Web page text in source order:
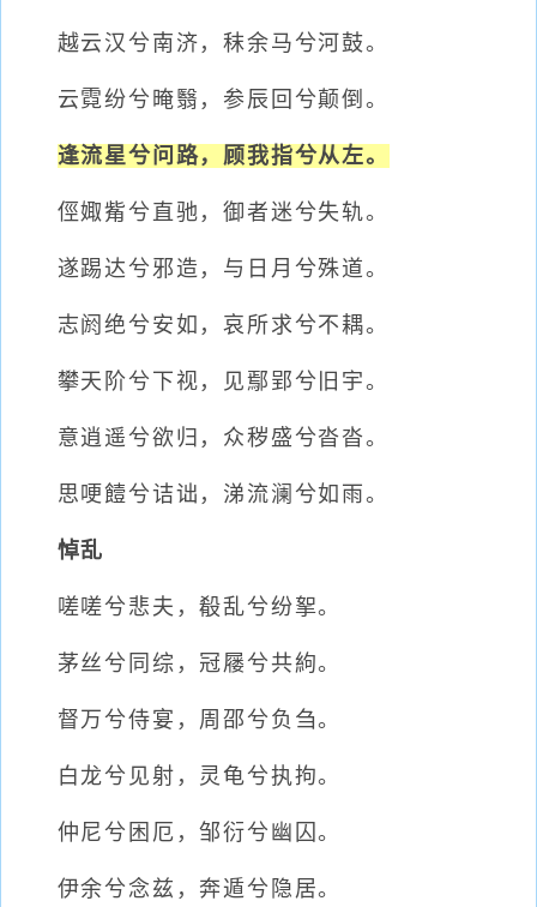
越云汉兮南济，秣余马兮河鼓。
云霓纷兮晻翳，参辰回兮颠倒。
逢流星兮问路，顾我指兮从左。
俓娵觜兮直驰，御者迷兮失轨。
遂踢达兮邪造，与日月兮殊道。
志阏绝兮安如，哀所求兮不耦。
攀天阶兮下视，见鄢郢兮旧宇。
意逍遥兮欲归，众秽盛兮沓沓。
思哽饐兮诘诎，涕流澜兮如雨。
悼乱
嗟嗟兮悲夫，殽乱兮纷挐。
茅丝兮同综，冠屦兮共絇。
督万兮侍宴，周邵兮负刍。
白龙兮见射，灵龟兮执拘。
仲尼兮困厄，邹衍兮幽囚。
伊余兮念兹，奔遁兮隐居。